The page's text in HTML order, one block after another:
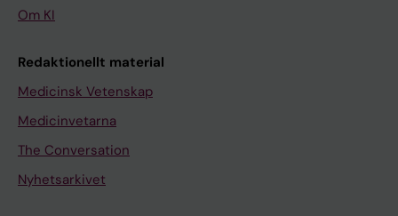
Om KI
Redaktionellt material
Medicinsk Vetenskap
Medicinvetarna
The Conversation
Nyhetsarkivet